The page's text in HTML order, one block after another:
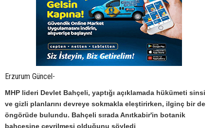
Erzurum Güncel-
MHP lideri Devlet Bahçeli, yaptığı açıklamada hükümeti sinsi
ve gizli planlarını devreye sokmakla eleştirirken, ilginç bir de
öngörüde bulundu. Bahçeli sırada Anıtkabir'in botanik
bahçesine çevrilmesi olduğunu söyledi